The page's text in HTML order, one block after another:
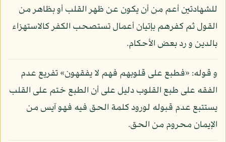
للشهادتين أعم من أن يكون عن ظهر القلب أو بظاهر من
القول ثم كفرهم بإتيان أعمال تستصحب الكفر كالاستهزاء
بالدين و رد بعض الأحكام.
و قوله: «فطبع على قلوبهم فهم لا يفقهون» تفريع عدم
الفقه على طبع القلوب دليل على أن الطبع ختم على القلب
يستتبع عدم قبوله لورود كلمة الحق فيه فهو آيس من
الإيمان محروم من الحق.